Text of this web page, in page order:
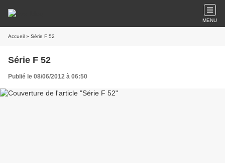
MENU
Accueil » Série F 52
Série F 52
Publié le 08/06/2012 à 06:50